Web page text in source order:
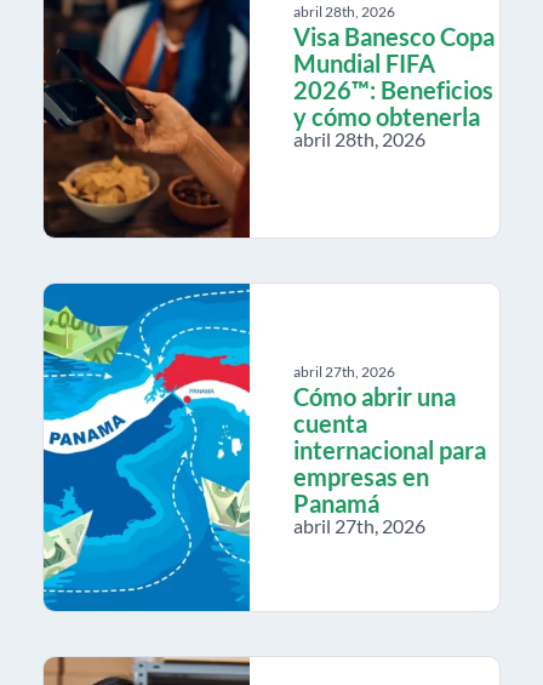
abril 28th, 2026
Visa Banesco Copa
Mundial FIFA
2026™: Beneficios
y cómo obtenerla
abril 28th, 2026
abril 27th, 2026
Cómo abrir una
cuenta
internacional para
empresas en
Panamá
abril 27th, 2026